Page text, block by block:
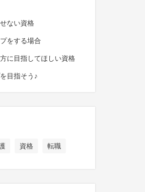
ない資格
をする場合
に目指してほしい資格
目指そう♪
資格 転職